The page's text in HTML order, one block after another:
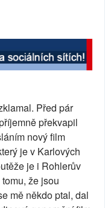
Před pár
překvapil
nový film
je v Karlových
je i Rohlerův
že jsou
mě někdo ptal, dal